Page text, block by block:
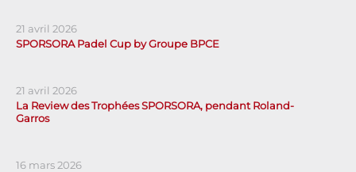
21 avril 2026
SPORSORA Padel Cup by Groupe BPCE
21 avril 2026
La Review des Trophées SPORSORA, pendant Roland-
Garros
16 mars 2026